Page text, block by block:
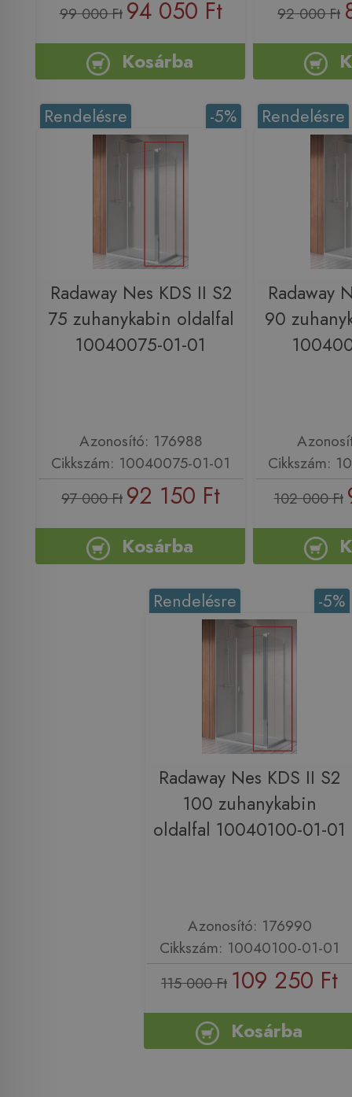
99 000 Ft 94 050 Ft
Kosárba
92 000 Ft
-5%
Rendelésre
Radaway Nes KDS II S2
75 zuhanykabin oldalfal
10040075-01-01
Azonosító: 176988
Cikkszám: 10040075-01-01
97 000 Ft 92 150 Ft
Kosárba
Rendelésre
Radaway
90
Cikkszám:
102 000 Ft
-5%
Rendelésre
Radaway Nes KDS II S2
100 zuhanykabin
oldalfal 10040100-01-01
Azonosító: 176990
Cikkszám: 10040100-01-01
115 000 Ft 109 250 Ft
Kosárba